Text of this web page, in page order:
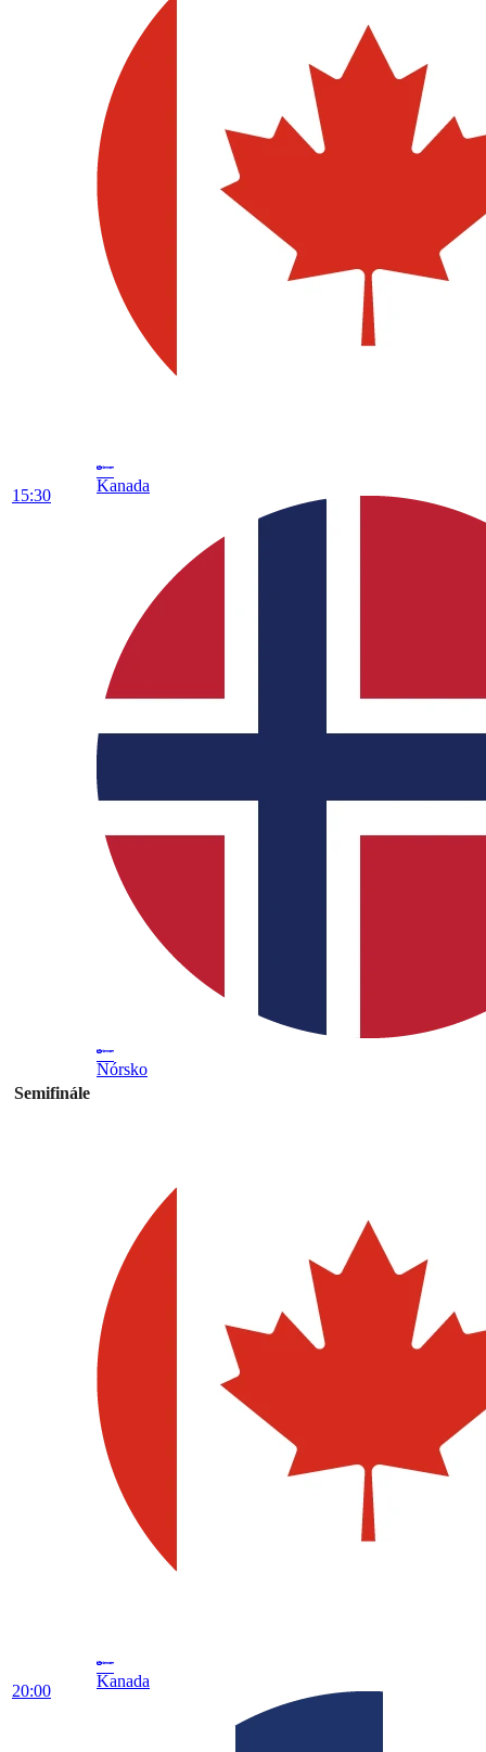
15:30
Kanada
Nórsko
Semifinále
20:00
Kanada